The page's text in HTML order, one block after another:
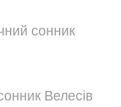
сонник
Велесів